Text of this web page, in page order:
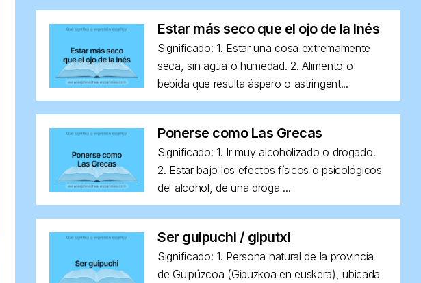
Estar más seco que el ojo de la Inés
Significado: 1. Estar una cosa extremamente
seca, sin agua o humedad. 2. Alimento o
bebida que resulta áspero o astringent...
Ponerse como Las Grecas
Significado: 1. Ir muy alcoholizado o drogado.
2. Estar bajo los efectos físicos o psicológicos
del alcohol, de una droga ...
Ser guipuchi / giputxi
Significado: 1. Persona natural de la provincia
de Guipúzcoa (Gipuzkoa en euskera), ubicada